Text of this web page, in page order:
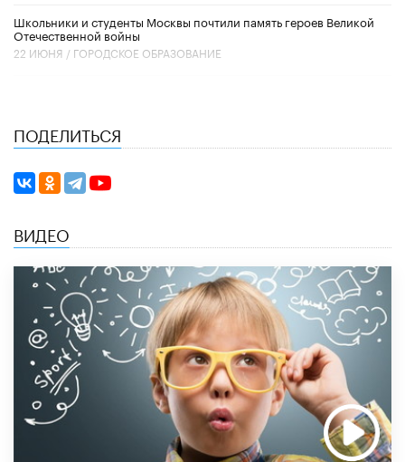
Школьники и студенты Москвы почтили память героев Великой
Отечественной войны
22 ИЮНЯ / ГОРОДСКОЕ ОБРАЗОВАНИЕ
ПОДЕЛИТЬСЯ
ВИДЕО